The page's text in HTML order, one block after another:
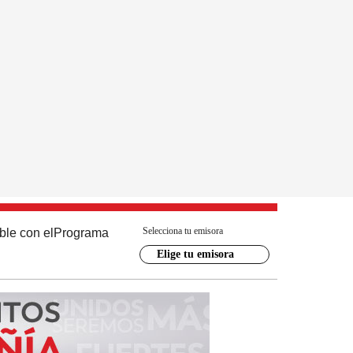
con el Programa Selecciona tu emisora
Elige tu emisora